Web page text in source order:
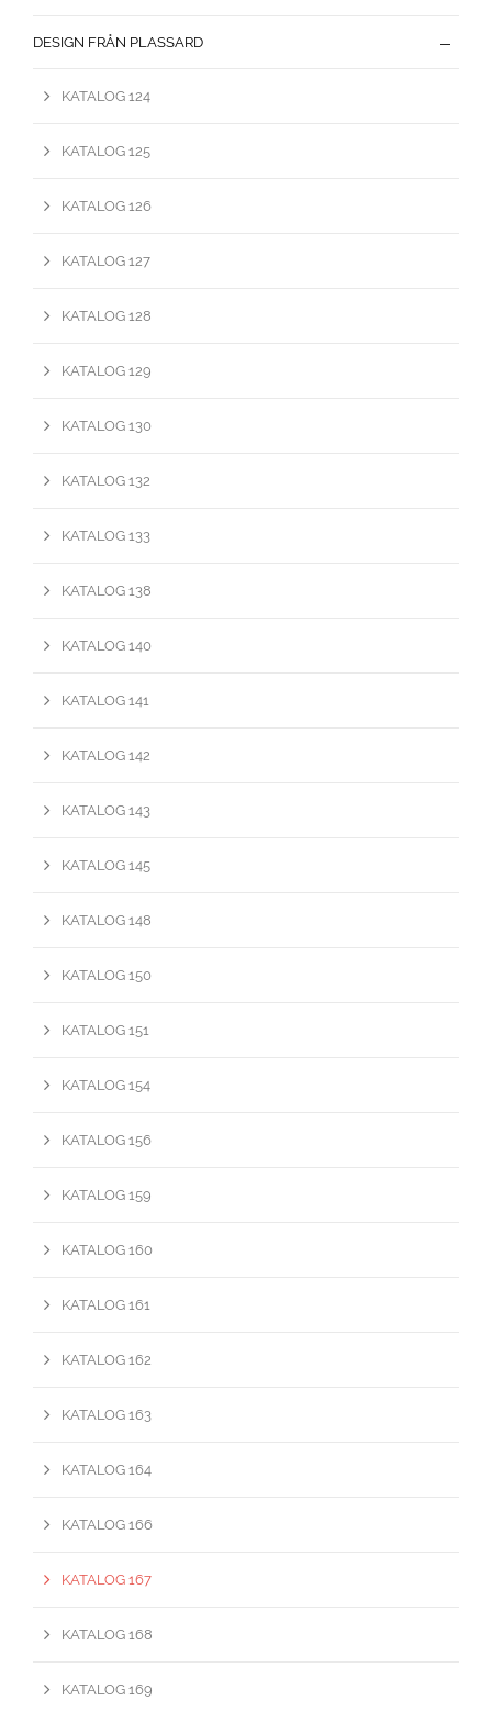
DESIGN FRÅN PLASSARD
KATALOG 124
KATALOG 125
KATALOG 126
KATALOG 127
KATALOG 128
KATALOG 129
KATALOG 130
KATALOG 132
KATALOG 133
KATALOG 138
KATALOG 140
KATALOG 141
KATALOG 142
KATALOG 143
KATALOG 145
KATALOG 148
KATALOG 150
KATALOG 151
KATALOG 154
KATALOG 156
KATALOG 159
KATALOG 160
KATALOG 161
KATALOG 162
KATALOG 163
KATALOG 164
KATALOG 166
KATALOG 167
KATALOG 168
KATALOG 169